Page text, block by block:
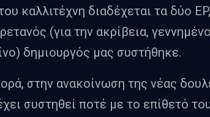
καλλιτέχνη διαδέχεται τα δύο EP,
(για την ακρίβεια,
δημιουργός μας συστήθηκε.
στην ανακοίνωση της νέας
συστηθεί ποτέ με το επίθετό